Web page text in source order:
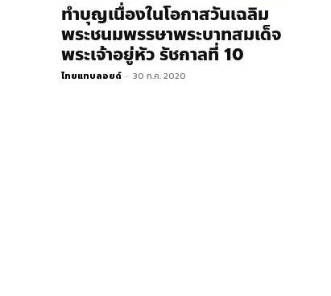
ทำบุญเนื่องในโอกาสวันเฉลิม
พระชนมพรรษาพระบาทสมเด็จ
พระเจ้าอยู่หัว รัชกาลที่ 10
ไทยแทบลอยด์ - 30 ก.ค. 2020